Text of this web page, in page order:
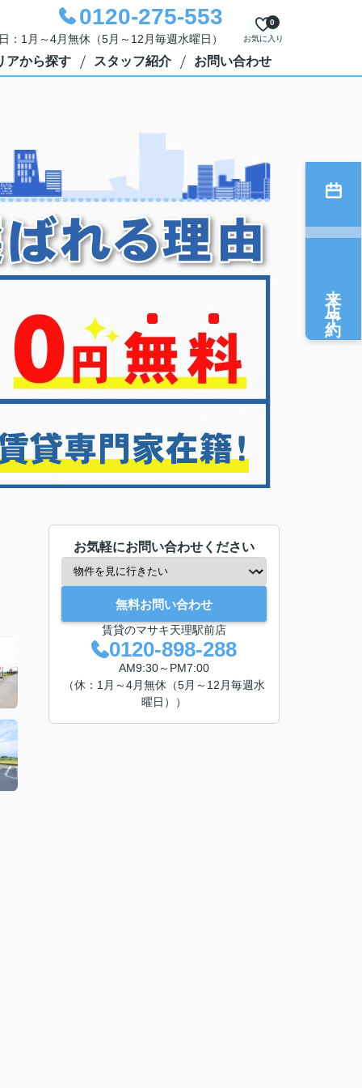
0120-275-553
1月～4月無休（5月～12月毎週水曜日） お気に入り
0
アから探す スタッフ紹介 お問い合わせ
お気軽にお問い合わせください
無料お問い合わせ
賃貸のマサキ天理駅前店
0120-898-288
AM9:30～PM7:00
（休：1月～4月無休（5月～12月毎週水
曜日））
来店予約